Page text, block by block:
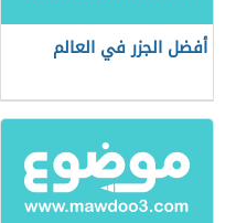
أفضل الجزر في العالم